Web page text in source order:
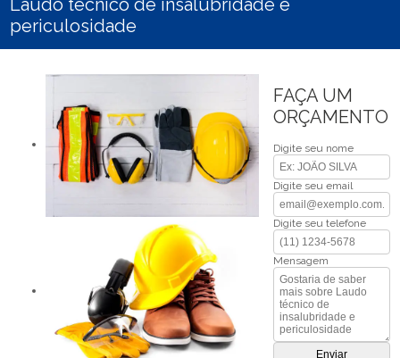
Laudo técnico de insalubridade e
periculosidade
FAÇA UM
ORÇAMENTO
Digite seu nome
Digite seu email
Digite seu telefone
Mensagem